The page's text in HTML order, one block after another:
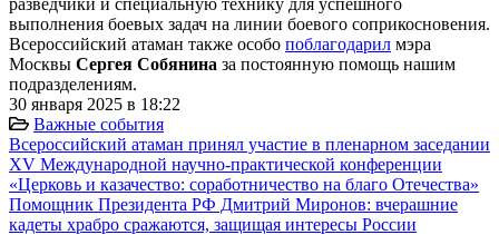
выполнения боевых задач на линии боевого соприкосновения.
Всероссийский атаман также особо поблагодарил мэра
Москвы Сергея Собянина за постоянную помощь нашим
подразделениям.
30 января 2025 в 18:22
Важные события
Всероссийский атаман принял участие в пленарном заседании
XV Международной научно-практической конференции
«Церковь и казачество: соработничество на благо Отечества»
Помощник Президента РФ Дмитрий Миронов: вчерашние
кадеты храбро сражаются, защищая интересы России